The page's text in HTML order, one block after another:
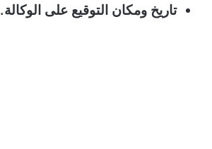
تاريخ ومكان التوقيع على الوكالة.